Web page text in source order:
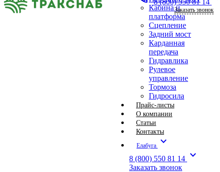
Кабина и
платформа
Сцепление
Задний мост
Карданная
передача
Гидравлика
Рулевое
управление
Тормоза
Гидросила
Прайс-листы
О компании
Статьи
Контакты
Елабуга expand_more
8 (800) 550 81 14 expand_more
Заказать звонок
Заказать звонок